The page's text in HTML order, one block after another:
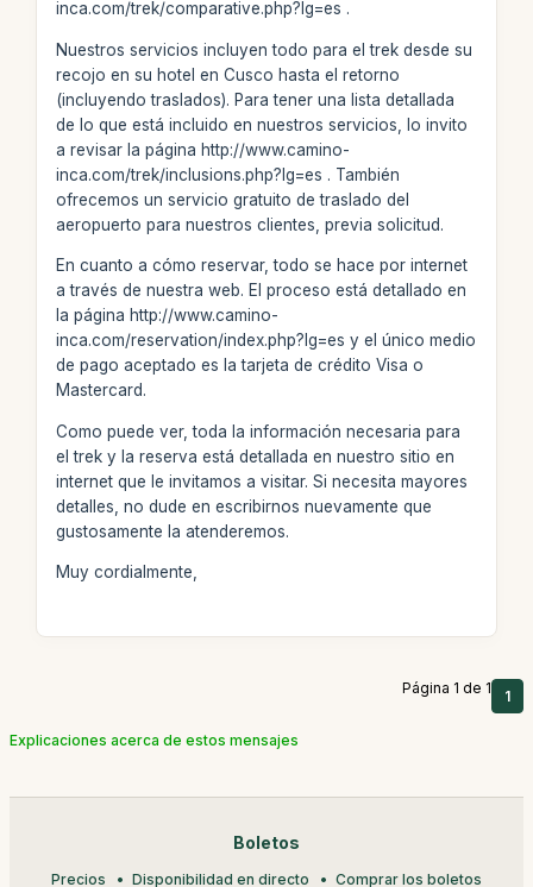
inca.com/trek/comparative.php?lg=es .
Nuestros servicios incluyen todo para el trek desde su
recojo en su hotel en Cusco hasta el retorno
(incluyendo traslados). Para tener una lista detallada
de lo que está incluido en nuestros servicios, lo invito
a revisar la página http://www.camino-
inca.com/trek/inclusions.php?lg=es . También
ofrecemos un servicio gratuito de traslado del
aeropuerto para nuestros clientes, previa solicitud.
En cuanto a cómo reservar, todo se hace por internet
a través de nuestra web. El proceso está detallado en
la página http://www.camino-
inca.com/reservation/index.php?lg=es y el único medio
de pago aceptado es la tarjeta de crédito Visa o
Mastercard.
Como puede ver, toda la información necesaria para
el trek y la reserva está detallada en nuestro sitio en
internet que le invitamos a visitar. Si necesita mayores
detalles, no dude en escribirnos nuevamente que
gustosamente la atenderemos.
Muy cordialmente,
Página 1 de 1 1
Explicaciones acerca de estos mensajes
Boletos
Precios Disponibilidad en directo Comprar los boletos